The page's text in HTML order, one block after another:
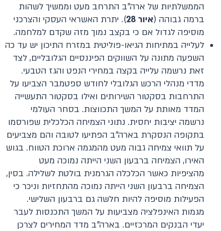
הממשלתיות של ארה"ב התרחב מעט וממשיך לשהות
ברמה גבוהה (איור 28). יתרת האשראי העסקי והצרכני
מוסיפה לגדול אם כי בקצב נמוך מזה שקדם למלחמה.
לעלייה במתיחות הגיאו-פוליטית במזרח התיכון יש עד כה
השפעה מתונה על השווקים הפיננסיים הגלובליים, לצד
זאת נרשמה עלייה בקצה במחירי הנפט והגז הטבעי.
מדדי מנהלי הרכש הגלובלי לחודש ספטמבר הצביעו על
התרחבות בסקטור השירותים ואילו בסקטור התעשייה
המדד מאותת על המשך התכווצות. בסחר העולמי
נרשמה יציבות יחסית. נתוני הצמיחה הכלכלית שפורסמו
בתקופה הנסקרת בארה"ב הפתיעו לטובה והם מצביעים
על תוואי צמיחה גבוה מעט מהמגמה ארוכת הטווח. בגוש
האירו, הצמיחה ברבעון השני הייתה נמוכה מעט
מהציפיות כאשר הכלכלה הגרמנית בולטת לשלילה. בסין,
הצמיחה ברבעון השני הייתה נמוכה מהתחזיות וניכר כי
הפעילות מוסיפה להיות חלשה גם ברבעון השלישי.
מגמות האינפלציה מצביעות על המשך התכנסות לעבר
יעדי הבנקים המרכזיים. בארה"ב מדד המחירים לצרכן